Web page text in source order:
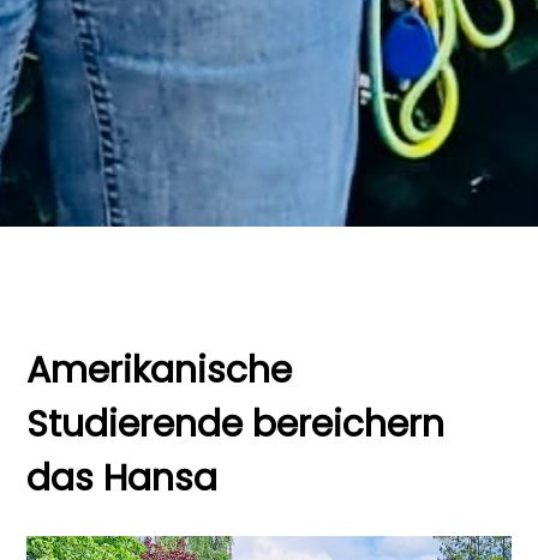
Amerikanische
Studierende bereichern
das Hansa